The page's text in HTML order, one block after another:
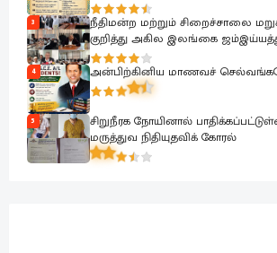
3
நீதிமன்ற மற்றும் சிறைச்சாலை
குறித்து அகில இலங்கை
சபைக்கு தெளிவுபடுத்தும் நிகழ்வு
4 அன்பிற்கினிய மாணவச்
5
சிறுநீரக நோயினால்
மருத்துவ நிதியுதவிக் கோரல்